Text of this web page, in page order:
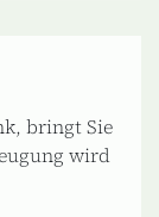
bringt Sie
wird